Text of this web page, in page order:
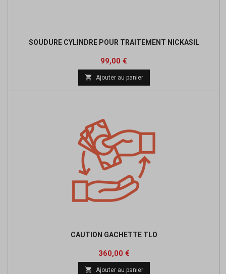
SOUDURE CYLINDRE POUR TRAITEMENT NICKASIL
Prix
99,00 €
 Ajouter au panier
CAUTION GACHETTE TLO
Prix
360,00 €
 Ajouter au panier